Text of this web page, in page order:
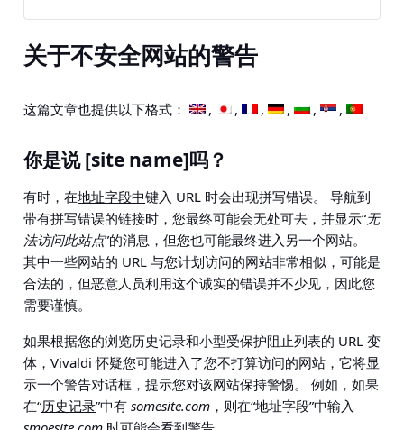
关于不安全网站的警告
这篇文章也提供以下格式：
你是说 [site name]吗？
有时，在地址字段中键入 URL 时会出现拼写错误。 导航到
带有拼写错误的链接时，您最终可能会无处可去，并显示“无
法访问此站点”的消息，但您也可能最终进入另一个网站。
其中一些网站的 URL 与您计划访问的网站非常相似，可能是
合法的，但恶意人员利用这个诚实的错误并不少见，因此您
需要谨慎。
如果根据您的浏览历史记录和小型受保护阻止列表的 URL 变
体，Vivaldi 怀疑您可能进入了您不打算访问的网站，它将显
示一个警告对话框，提示您对该网站保持警惕。 例如，如果
在“历史记录”中有 somesite.com ，则在“地址字段”中输入